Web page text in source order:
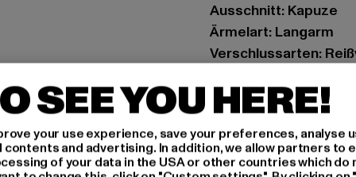
Ausschnitt: Kapuze
Ärmelart: Langarm
Verschlussarten:
Marke: Urban Classics
Kat.: Übergangsjacken
Farbe: grün
Hersteller Farbe:
SEE YOU HERE!
your use experience, save your preferences, analyse
and advertising. In addition, we allow partners to
of your data in the USA or other countries which do